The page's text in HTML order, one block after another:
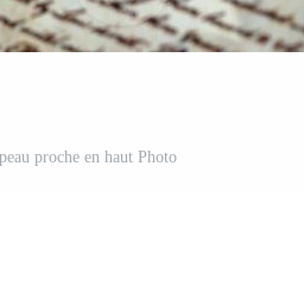
proche en haut Photo